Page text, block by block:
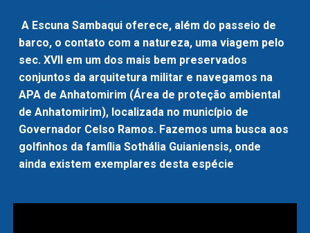
A Escuna Sambaqui oferece, além do passeio de
barco, o contato com a natureza, uma viagem pelo
sec. XVII em um dos mais bem preservados
conjuntos da arquitetura militar e navegamos na
APA de Anhatomirim (Área de proteção ambiental
de Anhatomirim), localizada no município de
Governador Celso Ramos. Fazemos uma busca aos
golfinhos da família Sothália Guianiensis, onde
ainda existem exemplares desta espécie